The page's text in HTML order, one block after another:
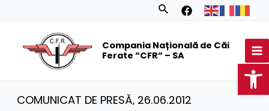
Search
Compania Națională de Căi
Ferate ”CFR” – SA
COMUNICAT DE PRESĂ‚ 26.06.2012